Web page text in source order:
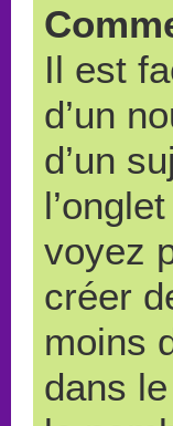
Il est
d’un
d’un
l’onglet
voyez
créer
moins
dans